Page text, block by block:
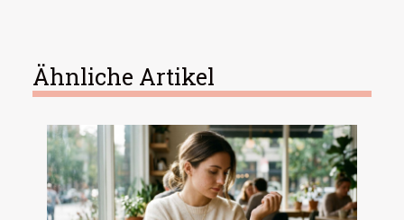
Ähnliche Artikel